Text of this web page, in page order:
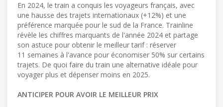
En 2024, le train a conquis les voyageurs français, avec
une hausse des trajets internationaux (+12%) et une
préférence marquée pour le sud de la France. Trainline
révèle les chiffres marquants de l'année 2024 et partage
son astuce pour obtenir le meilleur tarif : réserver
11 semaines à l'avance pour économiser 50% sur certains
trajets. De quoi faire du train une alternative idéale pour
voyager plus et dépenser moins en 2025.
ANTICIPER POUR AVOIR LE MEILLEUR PRIX